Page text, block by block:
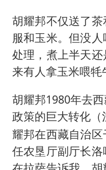
胡耀邦不仅送了
服和玉米。但没
处理，煮上半天
来有人拿玉米喂牦
胡耀邦1980年去
政策的巨大转化
耀邦在西藏自治
任农垦厅副厅长